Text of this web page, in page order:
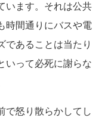
います。それは公共
時間通りにバスや電
であることは当たり
いって必死に謝らな
で怒り散らかしてし